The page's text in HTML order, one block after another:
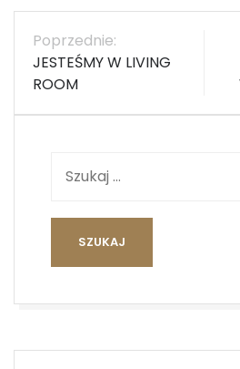
Nawigacja
wpisu
JESTEŚMY W LIVING
ROOM